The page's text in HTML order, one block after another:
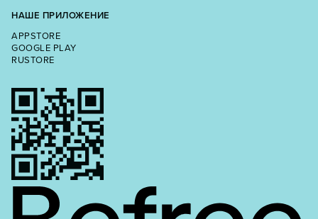
НАШЕ ПРИЛОЖЕНИЕ
APPSTORE
GOOGLE PLAY
RUSTORE